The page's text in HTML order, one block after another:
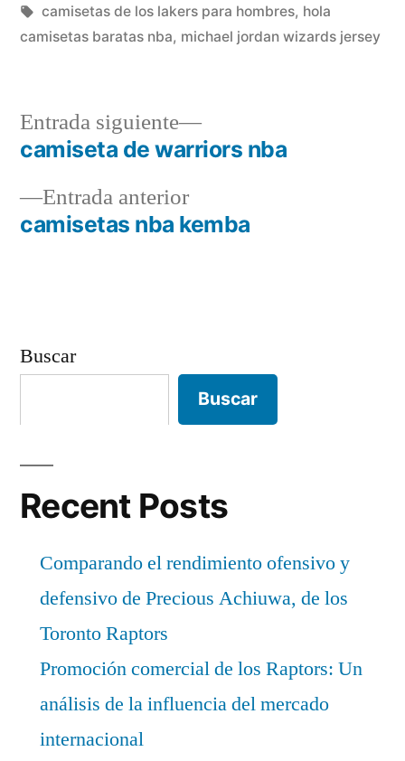
en
Etiquetas:
camisetas de los lakers para hombres, hola
camisetas baratas nba, michael jordan wizards jersey
Navegación
deEntrada anteriorEntrada
anterior:
camisetas nba kemba
Entrada siguiente
Entrada
siguiente:
camiseta de warriors nba
Buscar
Buscar
Recent Posts
Comparando el rendimiento ofensivo y
defensivo de Precious Achiuwa, de los
Toronto Raptors
Promoción comercial de los Raptors: Un
análisis de la influencia del mercado
internacional